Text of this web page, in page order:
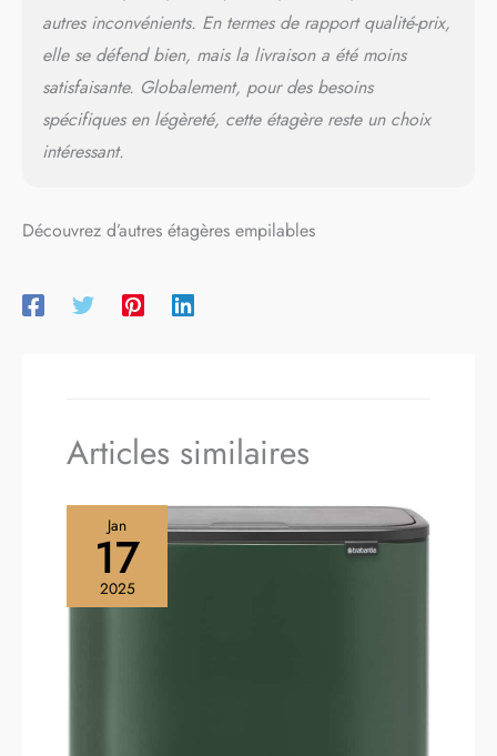
autres inconvénients. En termes de rapport qualité-prix,
elle se défend bien, mais la livraison a été moins
satisfaisante. Globalement, pour des besoins
spécifiques en légèreté, cette étagère reste un choix
intéressant.
Découvrez d’autres étagères empilables
Articles similaires
Jan
17
2025